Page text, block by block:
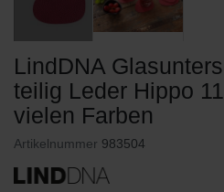
LindDNA
teilig Leder Hippo
vielen Farben
Artikelnummer 983504